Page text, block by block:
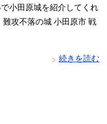
小田原城を紹介してくれ
攻不落の城 小田原市 戦
続きを読む